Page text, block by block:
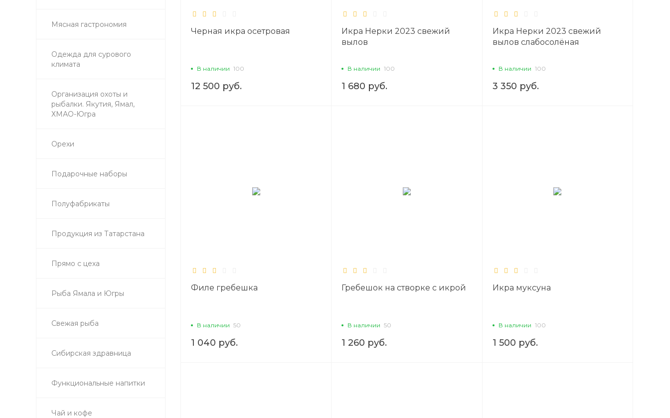
Мясная гастрономия
Одежда для сурового
климата
Организация охоты и
рыбалки. Якутия, Ямал,
ХМАО-Югра
Орехи
Подарочные наборы
Полуфабрикаты
Продукция из Татарстана
Прямо с цеха
Рыба Ямала и Югры
Свежая рыба
Сибирская здравница
Функциональные напитки
Чай и кофе
Черная икра осетровая
В наличии 100
12 500 руб.
Икра Нерки 2023 свежий
вылов
В наличии 100
1 680 руб.
Икра Нерки 2023 свежий
вылов слабосолёная
В наличии 100
3 350 руб.
Филе гребешка
В наличии 50
1 040 руб.
Гребешок на створке с икрой
В наличии 50
1 260 руб.
Икра муксуна
В наличии 100
1 500 руб.